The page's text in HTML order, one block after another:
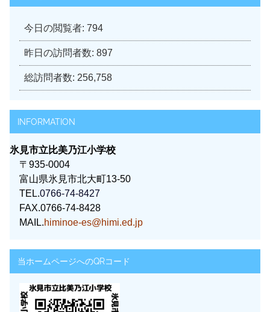
今日の閲覧者: 794
昨日の訪問者数: 897
総訪問者数: 256,758
INFORMATION
氷見市立比美乃江小学校
〒935-0004
富山県氷見市北大町13-50
TEL.0766-74-8427
FAX.0766-74-8428
MAIL.himinoe-es@himi.ed.jp
当ホームページへのQRコード